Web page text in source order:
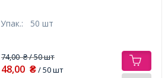
Упак.: 50 шт
74,00₴/ 50 шт
48,00 ₴/ 50 шт